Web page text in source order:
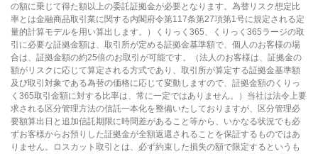
の額に乗じて得た額以上の委託証拠金が必要となります。為替リスク想定比
率とは金融商品取引業に関する内閣府令第117条第27項第1号に規定される定
量的計算モデルを用い算出します。）くりっく365、くりっく365ラージの取
引に必要な証拠金額は、取引所が定める証拠金基準額で、個人のお客様の場
合は、証拠金額の約25倍のお取引が可能です。（法人のお客様は、証拠金の
額がリスクに応じて算定される方式であり、取引所が算定する証拠金基準額
及び取引対象である為替の価格に応じて変動しますので、証拠金額のくりっ
く365取引金額に対する比率は、常に一定ではありません。）当社は法令上要
求される区分管理方法の信託一本化を整備いたしておりますが、区分管理必
要額算出日と追加信託期限に時間差があること等から、いかなる状況でも必
ずお客様からお預りした証拠金が全額返還されることを保証するものではあ
りません。ロスカット取引とは、必ず約束した損失の額で限定するというも